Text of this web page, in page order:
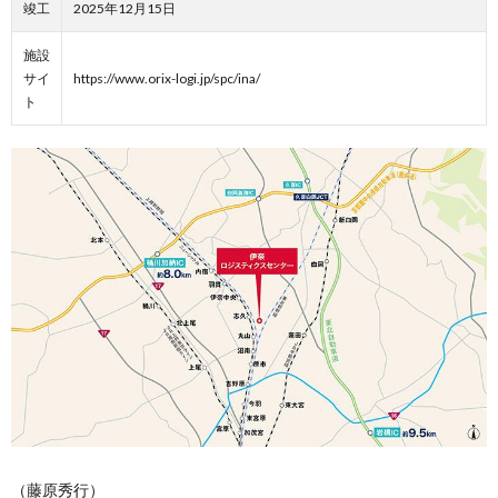
竣工 2025年12月15日
施設
サイ
ト
https://www.orix-logi.jp/spc/ina/
（藤原秀行）